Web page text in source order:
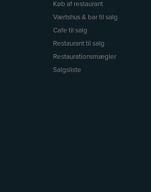
Køb af restaurant
Værtshus & bar til salg
Cafe til salg
Restaurant til salg
Restaurationsmægler
Salgsliste